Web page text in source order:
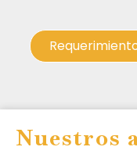
Nuestros